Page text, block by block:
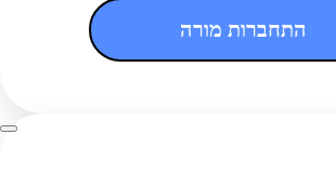
התחברות מורה